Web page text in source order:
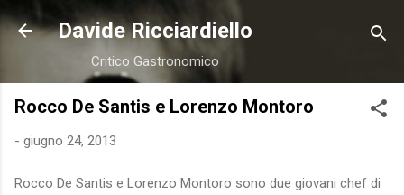
Passa ai contenuti principali
Davide Ricciardiello
Critico Gastronomico
Rocco De Santis e Lorenzo Montoro
- giugno 24, 2013
Rocco De Santis e Lorenzo Montoro sono due giovani chef di